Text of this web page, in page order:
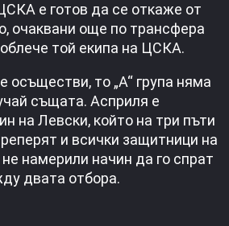
е готов да се откаже от
очаквани още по трансфера
той екипа на ЦСКА.
осъществи, то „А“ група няма
същата. Асприля е
на Левски, който на три пъти
и всички защитници на
намерили начин да го спрат
двата отбора.